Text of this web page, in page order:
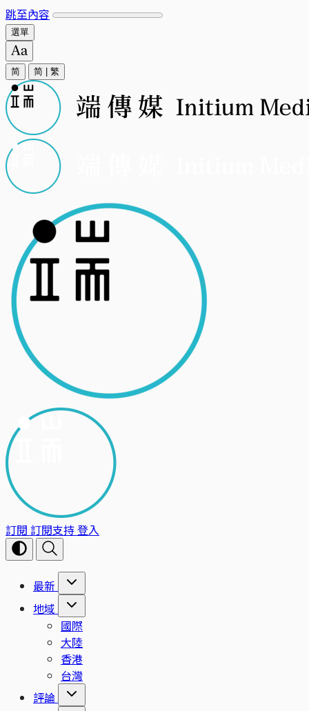
跳至內容
選單
简 简 繁
訂閱 訂閱支持登入
最新
地域
國際
大陸
香港
台灣
評論